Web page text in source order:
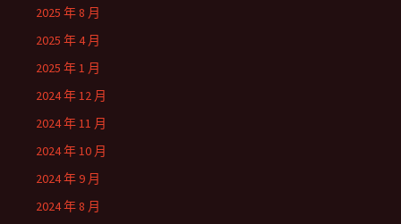
2025 年 8 月
2025 年 4 月
2025 年 1 月
2024 年 12 月
2024 年 11 月
2024 年 10 月
2024 年 9 月
2024 年 8 月